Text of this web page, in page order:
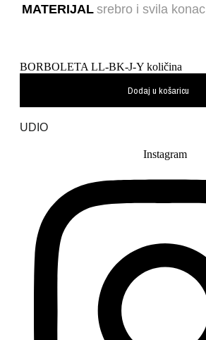
MATERIJAL srebro i svila konac
BORBOLETA LL-BK-J-Y količina
Dodaj u košaricu
UDIO
Instagram